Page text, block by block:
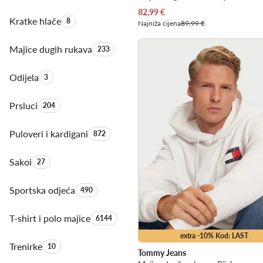
Kratke hlačeKoličina proizvoda:
8
Majice dugih rukavaKoličina proizvoda:
233
OdijelaKoličina proizvoda:
3
PrsluciKoličina proizvoda:
204
Puloveri i kardiganiKoličina proizvoda:
872
SakoiKoličina proizvoda:
27
Sportska odjećaKoličina proizvoda:
490
T-shirt i polo majiceKoličina proizvoda:
6144
TrenirkeKoličina proizvoda:
10
Trenutna cijena
82,99€
Najniža cijena89,99 €
extra -10% Kod: LAST
Tommy Jeans